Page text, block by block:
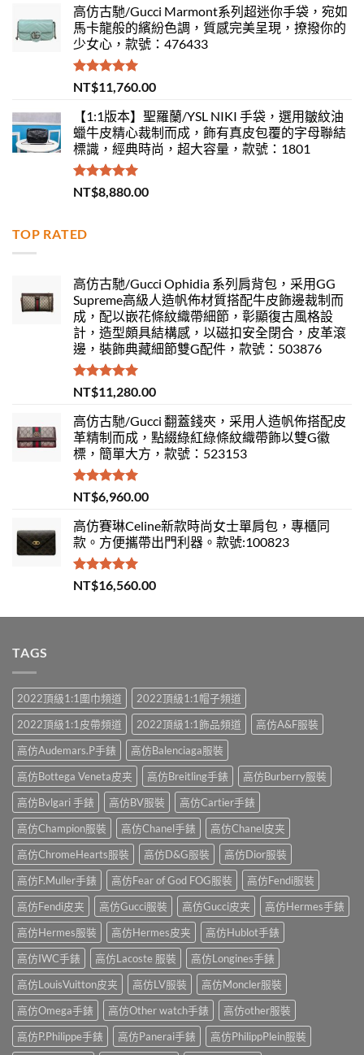
高仿古馳/Gucci Marmont系列超迷你手袋，宛如
馬卡龍般的繽紛色調，質感完美呈現，撩撥你的
少女心，款號：476433
評分5.00
滿分 5
NT$11,760.00
【1:1版本】聖羅蘭/YSL NIKI 手袋，選用皺紋油
蠟牛皮精心裁制而成，飾有真皮包覆的字母聯結
標識，經典時尚，超大容量，款號：1801
評分 5.00
滿分 5
NT$8,880.00
TOP RATED
高仿古馳/Gucci Ophidia 系列肩背包，采用GG
Supreme高級人造帆佈材質搭配牛皮飾邊裁制而
成，配以嵌花條紋織帶細節，彰顯復古風格設
計，造型頗具結構感，以磁扣安全閉合，皮革滾
邊，裝飾典藏細節雙G配件，款號：503876
評分5.00
滿分 5
NT$11,280.00
高仿古馳/Gucci 翻蓋錢夾，采用人造帆佈搭配皮
革精制而成，點綴綠紅綠條紋織帶飾以雙G徽
標，簡單大方，款號：523153
評分 5.00
滿分 5
NT$6,960.00
高仿賽琳Celine新款時尚女士單肩包，專櫃同
款。方便攜帶出門利器。款號:100823
評分5.00
滿分 5
NT$16,560.00
TAGS
2022頂級1:1圍巾頻道
2022頂級1:1帽子頻道
2022頂級1:1皮帶頻道
2022頂級1:1飾品頻道
高仿A&F服裝
高仿Audemars.P手錶
高仿Balenciaga服裝
高仿Bottega Veneta皮夹
高仿Breitling手錶
高仿Burberry服裝
高仿Bvlgari 手錶
高仿BV服裝
高仿Cartier手錶
高仿Champion服裝
高仿Chanel手錶
高仿Chanel皮夹
高仿ChromeHearts服裝
高仿D&G服裝
高仿Dior服裝
高仿F.Muller手錶
高仿Fear of God FOG服裝
高仿Fendi服裝
高仿Fendi皮夹
高仿Gucci服裝 高仿Gucci皮夹
高仿Hermes手錶
高仿Hermes服裝
高仿Hermes皮夹
高仿Hublot手錶
高仿IWC手錶
高仿Lacoste 服裝
高仿Longines手錶
高仿LouisVuitton皮夹
高仿LV服裝
高仿Moncler服裝
高仿Omega手錶
高仿Other watch手錶
高仿other服裝
高仿P.Philippe手錶
高仿Panerai手錶 高仿PhilippPlein服裝